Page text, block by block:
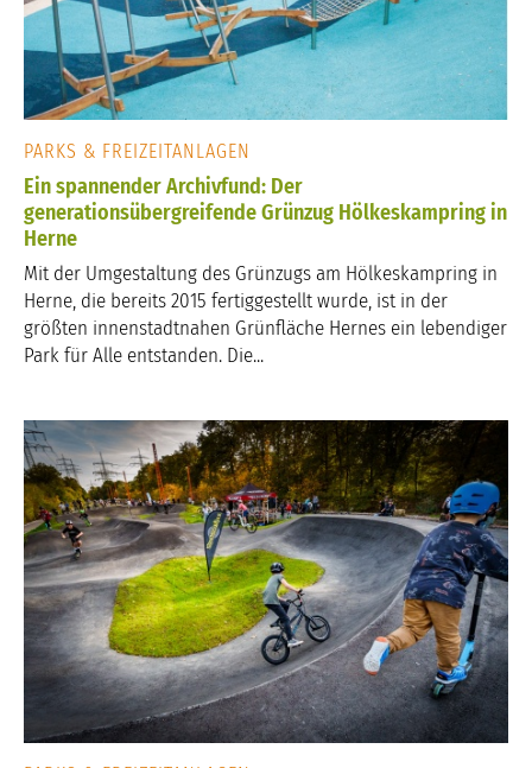
PARKS & FREIZEITANLAGEN
Ein spannender Archivfund: Der
generationsübergreifende Grünzug Hölkeskampring in
Herne
Mit der Umgestaltung des Grünzugs am Hölkeskampring in
Herne, die bereits 2015 fertiggestellt wurde, ist in der
größten innenstadtnahen Grünfläche Hernes ein lebendiger
Park für Alle entstanden. Die...